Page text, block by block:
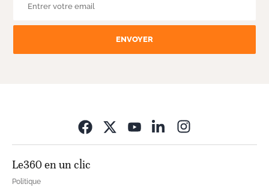
ENVOYER
Le360 en un clic
Politique